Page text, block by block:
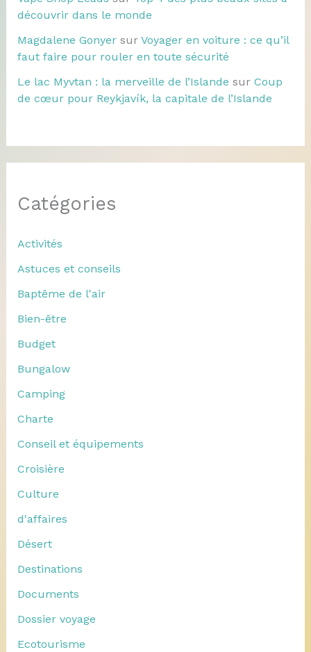
découvrir dans le monde
Magdalene Gonyersur Voyager en voiture : ce qu’il
faut faire pour rouler en toute sécurité
Le lac Myvtan : la merveille de l’Islande sur Coup
de cœur pour Reykjavík, la capitale de l’Islande
Catégories
Activités
Astuces et conseils
Baptême de l'air
Bien-être
Budget
Bungalow
Camping
Charte
Conseil et équipements
Croisière
Culture
d'affaires
Désert
Destinations
Documents
Dossier voyage
Ecotourisme